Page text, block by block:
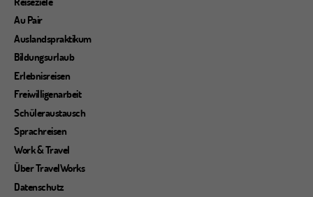
Au Pair
Auslandspraktikum
Bildungsurlaub
Erlebnisreisen
Freiwilligenarbeit
Schüleraustausch
Sprachreisen
Work & Travel
Über TravelWorks
Datenschutz